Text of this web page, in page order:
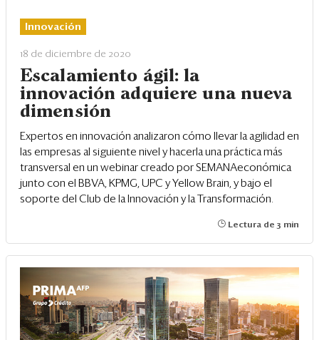
Innovación
18 de diciembre de 2020
Escalamiento ágil: la
innovación adquiere una nueva
dimensión
Expertos en innovación analizaron cómo llevar la agilidad en
las empresas al siguiente nivel y hacerla una práctica más
transversal en un webinar creado por SEMANAeconómica
junto con el BBVA, KPMG, UPC y Yellow Brain, y bajo el
soporte del Club de la Innovación y la Transformación.
Lectura de 3 min